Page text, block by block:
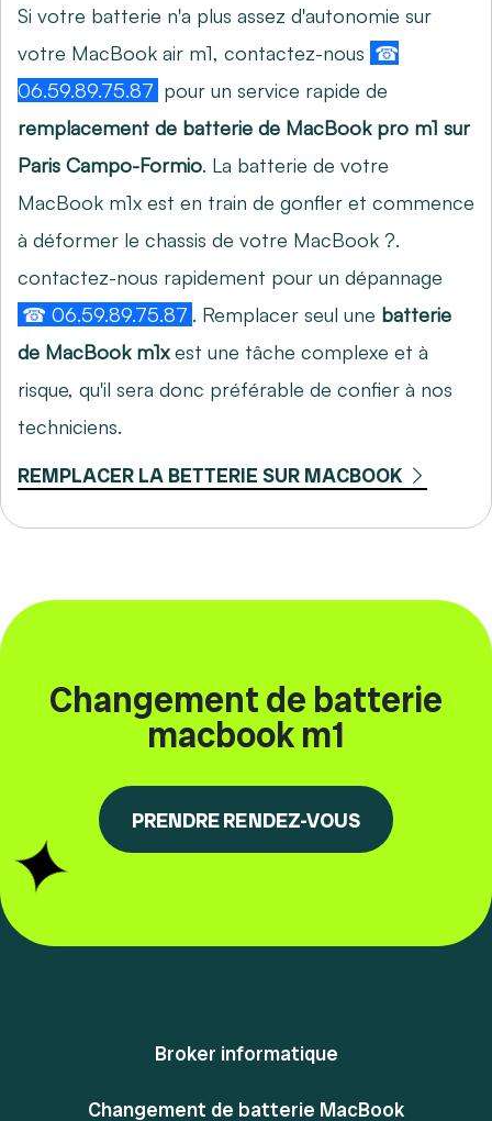
Si votre batterie n'a plus assez d'autonomie sur
votre MacBook air m1, contactez-nous ☎
06.59.89.75.87 pour un service rapide de
remplacement de batterie de MacBook pro m1 sur
Paris Campo-Formio. La batterie de votre
MacBook m1x est en train de gonfler et commence
à déformer le chassis de votre MacBook ?.
contactez-nous rapidement pour un dépannage
☎ 06.59.89.75.87 . Remplacer seul une batterie
de MacBook m1xest une tâche complexe et à
risque, qu'il sera donc préférable de confier à nos
techniciens.
REMPLACER LA BETTERIE SUR MACBOOK
Changement de batterie
macbook m1
PRENDRE RENDEZ-VOUS
Broker informatique
Changement de batterie MacBook